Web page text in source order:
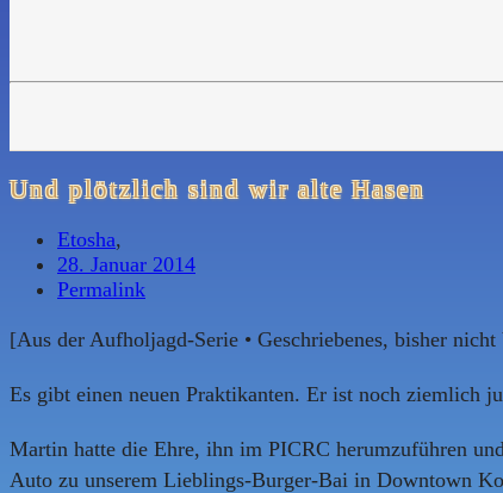
Und plötzlich sind wir alte Hasen
Etosha,
28. Januar 2014
Permalink
[Aus der Aufholjagd-Serie • Geschriebenes, bisher nicht
Es gibt einen neuen Praktikanten. Er ist noch ziemlich
Martin hatte die Ehre, ihn im PICRC herumzuführen
Auto zu unserem Lieblings-Burger-Bai in Downtown